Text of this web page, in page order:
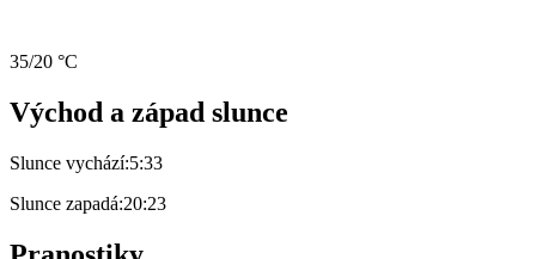
35/20 °C
Východ a západ slunce
Slunce vychází:5:33
Slunce zapadá:20:23